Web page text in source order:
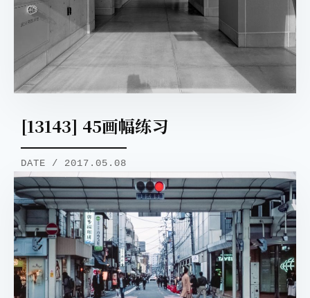
[13143] 45画幅练习
DATE / 2017.05.08